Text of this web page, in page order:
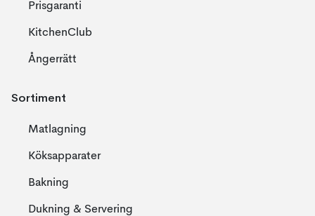
Prisgaranti
KitchenClub
Ångerrätt
Sortiment
Matlagning
Köksapparater
Bakning
Dukning & Servering